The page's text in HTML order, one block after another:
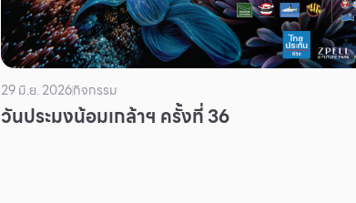
29 มิ.ย. 2026กิจกรรม
วันประมงน้อมเกล้าฯ ครั้งที่ 36